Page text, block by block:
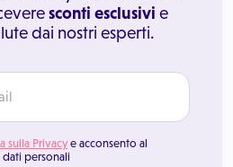
sconti esclusivi e
dai nostri esperti.
sulla Privacy e acconsento al
personali